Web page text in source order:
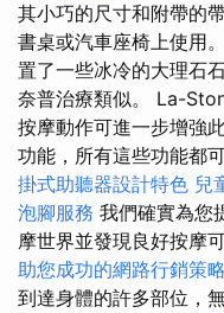
其小巧的尺寸和附帶的
書桌或汽車座椅上使用
置了一些冰冷的大理石
奈普治療類似。 La-
按摩動作可進一步增強
功能，所有這些功能都
掛式助聽器設計特色 兒
泡腳服務 我們確實為您
摩世界並發現良好按摩
助您成功的網路行銷策略
到達身體的許多部位，